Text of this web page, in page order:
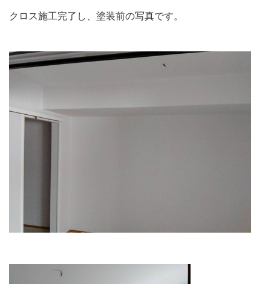
クロス施工完了し、塗装前の写真です。